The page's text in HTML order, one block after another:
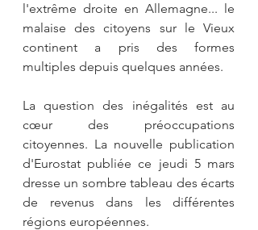
l'extrême droite en Allemagne... le
malaise des citoyens sur le Vieux
continent a pris des formes
multiples depuis quelques années.
La question des inégalités est au
cœur des préoccupations
citoyennes. La nouvelle publication
d'Eurostat publiée ce jeudi 5 mars
dresse un sombre tableau des écarts
de revenus dans les différentes
régions européennes.